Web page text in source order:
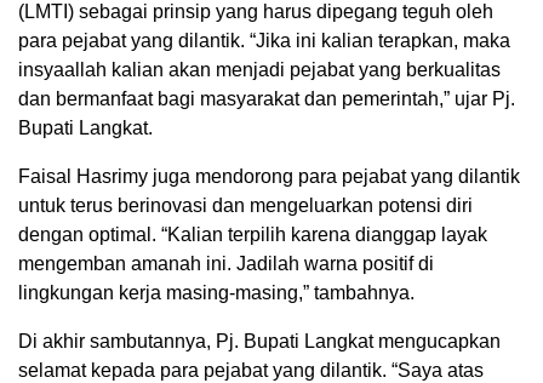
(LMTI) sebagai prinsip yang harus dipegang teguh oleh
para pejabat yang dilantik. “Jika ini kalian terapkan, maka
insyaallah kalian akan menjadi pejabat yang berkualitas
dan bermanfaat bagi masyarakat dan pemerintah,” ujar Pj.
Bupati Langkat.
Faisal Hasrimy juga mendorong para pejabat yang dilantik
untuk terus berinovasi dan mengeluarkan potensi diri
dengan optimal. “Kalian terpilih karena dianggap layak
mengemban amanah ini. Jadilah warna positif di
lingkungan kerja masing-masing,” tambahnya.
Di akhir sambutannya, Pj. Bupati Langkat mengucapkan
selamat kepada para pejabat yang dilantik. “Saya atas